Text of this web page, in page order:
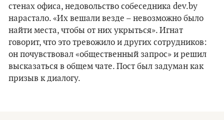
стенах офиса, недовольство собеседника dev.by
нарастало. «Их вешали везде – невозможно было
найти места, чтобы от них укрыться». Игнат
говорит, что это тревожило и других сотрудников:
он почувствовал «общественный запрос» и решил
высказаться в общем чате. Пост был задуман как
призыв к диалогу.